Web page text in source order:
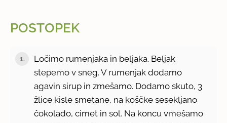
POSTOPEK
1.
Ločimo rumenjaka in beljaka. Beljak
stepemo v sneg. V rumenjak dodamo
agavin sirup in zmešamo. Dodamo skuto, 3
žlice kisle smetane, na koščke sesekljano
čokolado, cimet in sol. Na koncu vmešamo